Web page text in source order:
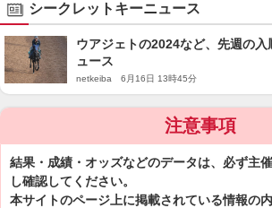
シークレットキーニュース
ウアジェトの2024など、先週の
ュース
netkeiba 6月16日 13時45分
注意事項
結果・成績・オッズなどのデータは、必ず主
し確認してください。
本サイトのページ上に掲載されている情報の